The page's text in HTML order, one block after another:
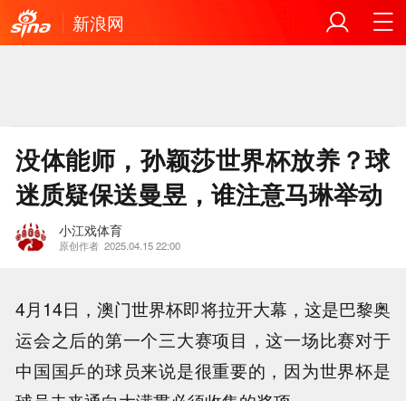
新浪网
没体能师，孙颖莎世界杯放养？球
迷质疑保送曼昱，谁注意马琳举动
小江戏体育
原创作者 2025.04.15 22:00
4月14日，澳门世界杯即将拉开大幕，这是巴黎奥
运会之后的第一个三大赛项目，这一场比赛对于
中国国乒的球员来说是很重要的，因为世界杯是